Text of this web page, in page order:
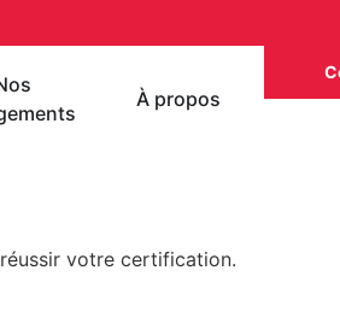
À propos
votre certification.